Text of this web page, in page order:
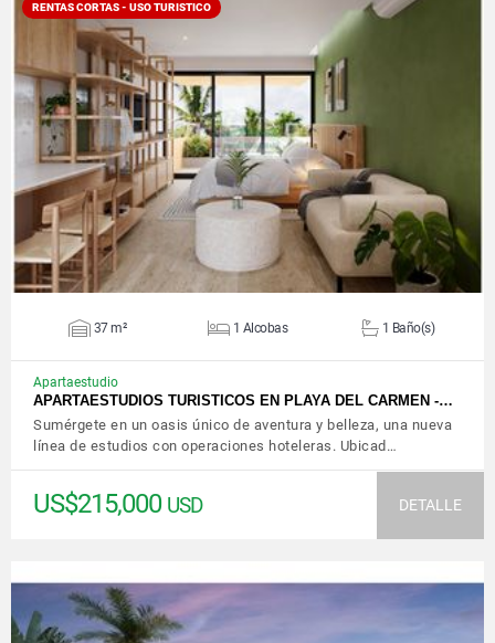
RENTAS CORTAS - USO TURISTICO
VER DETALLES
37 m² 1 Alcobas 1 Baño(s)
Apartaestudio
APARTAESTUDIOS TURISTICOS EN PLAYA DEL CARMEN -…
Sumérgete en un oasis único de aventura y belleza, una nueva
línea de estudios con operaciones hoteleras. Ubicad…
US$215,000 USD DETALLE